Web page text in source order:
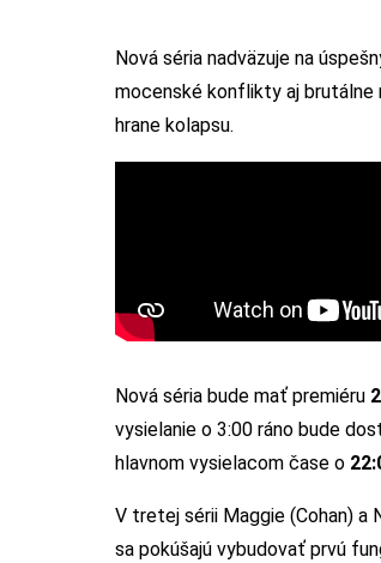
Nová séria nadväzuje na
mocenské konflikty aj brutálne
hrane kolapsu.
Nová séria bude mať premiéru
vysielanie o 3:00 ráno bude
hlavnom vysielacom čase o
V tretej sérii Maggie (Cohan) a
sa pokúšajú vybudovať prvú